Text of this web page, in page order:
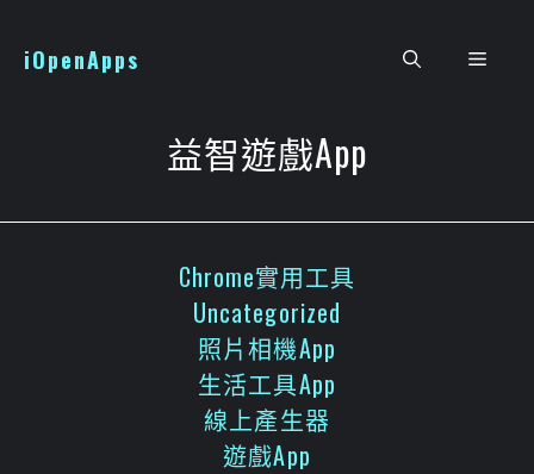
iOpenApps 選
益智遊戲App
Chrome實用工具
Uncategorized
照片相機App
生活工具App
線上產生器
遊戲App